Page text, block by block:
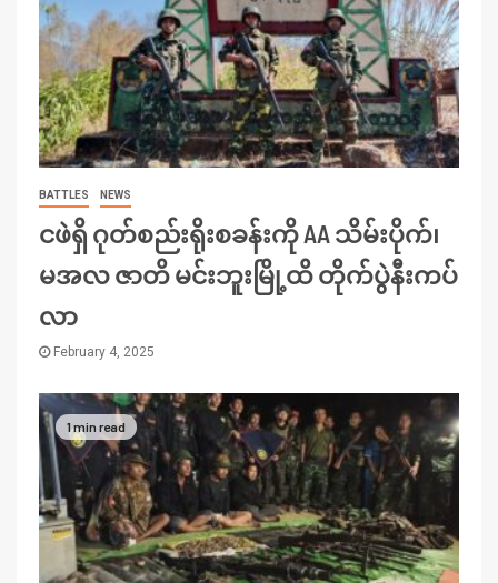
BATTLES NEWS
ငဖဲရှိ ဂုတ်စည်းရိုးစခန်းကို AA သိမ်းပိုက်၊
မအလ ဇာတိ မင်းဘူးမြို့ထိ တိုက်ပွဲနီးကပ်
လာ
February 4, 2025
1 min read